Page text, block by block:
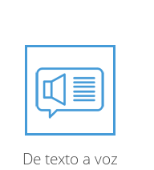
De texto a voz